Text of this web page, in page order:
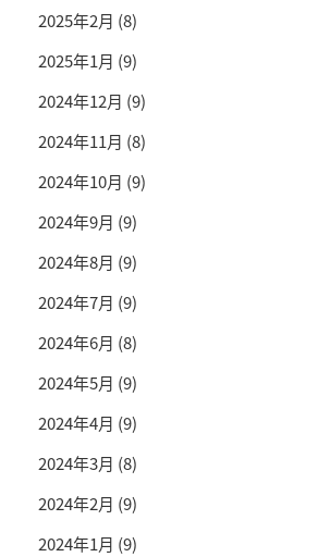
2025年2月 (8)
2025年1月 (9)
2024年12月 (9)
2024年11月 (8)
2024年10月 (9)
2024年9月 (9)
2024年8月 (9)
2024年7月 (9)
2024年6月 (8)
2024年5月 (9)
2024年4月 (9)
2024年3月 (8)
2024年2月 (9)
2024年1月 (9)